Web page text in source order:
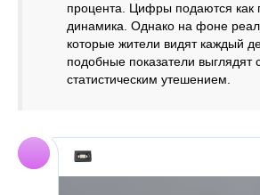
процента. Цифры подаются как
динамика. Однако на фоне
которые жители видят каждый
подобные показатели выглядят
статистическим утешением.